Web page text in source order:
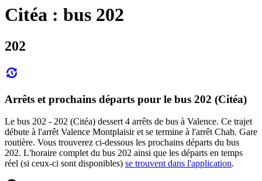
Citéa : bus 202
202
Arrêts et prochains départs pour le bus 202 (Citéa)
Le bus 202 - 202 (Citéa) dessert 4 arrêts de bus à Valence. Ce trajet
débute à l'arrêt Valence Montplaisir et se termine à l'arrêt Chab. Gare
routière. Vous trouverez ci-dessous les prochains départs du bus
202. L'horaire complet du bus 202 ainsi que les départs en temps
réel (si ceux-ci sont disponibles) se trouvent dans l'application.